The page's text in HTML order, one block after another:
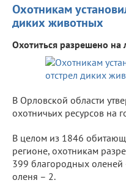
Охотникам
диких животных
Охотиться разрешено на
В Орловской области
охотничьих ресурсов на
В целом из 1846
регионе, охотникам
399 благородных оленей
оленя – 2.